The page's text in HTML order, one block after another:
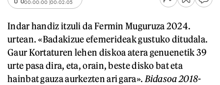
00:00:00 00:02:05
Indar handiz itzuli da Fermin Muguruza 2024.
urtean. «Badakizue efemerideak gustuko ditudala.
Gaur Kortaturen lehen diskoa atera genuenetik 39
urte pasa dira, eta, orain, beste disko bat eta
hainbat gauza aurkezten ari gara». Bidasoa 2018-